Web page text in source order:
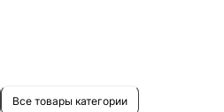
Все товары категории